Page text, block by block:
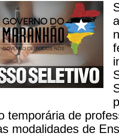
temporária de
modalidades de